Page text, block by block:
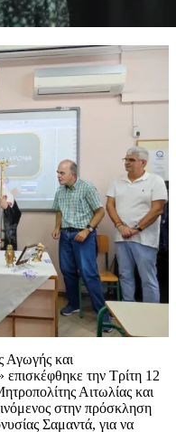
Αγωγής και
την Τρίτη 12
Αιτωλίας και
στην πρόσκληση
Σαμαντά, για να